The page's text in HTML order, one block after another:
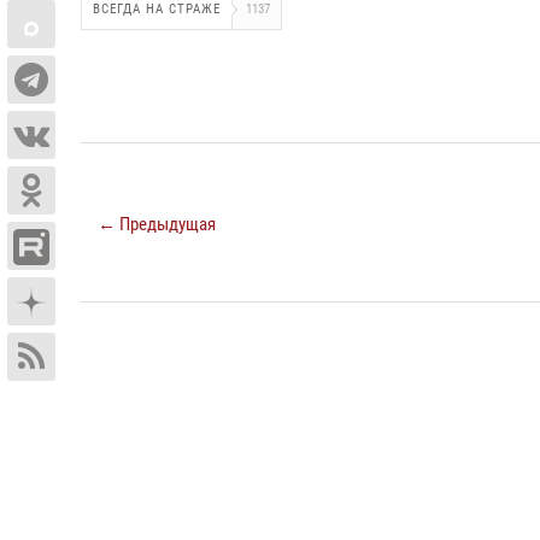
ВСЕГДА НА СТРАЖЕ 1137
← Предыдущая